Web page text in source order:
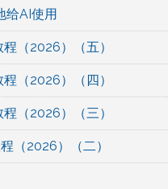
给AI使用
（2026）（五）
（2026）（四）
（2026）（三）
（2026）（二）